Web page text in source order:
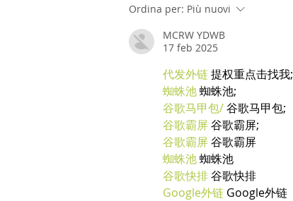
Ordina per: Più nuovi
MCRW YDWB
17 feb 2025
代发外链 提权重点击找我;
蜘蛛池 蜘蛛池;
谷歌马甲包/ 谷歌马甲包;
谷歌霸屏 谷歌霸屏;
谷歌霸屏 谷歌霸屏
蜘蛛池 蜘蛛池
谷歌快排 谷歌快排
Google外链 Google外链